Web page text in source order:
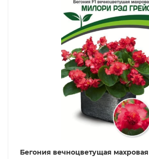
Бегония вечноцветущая